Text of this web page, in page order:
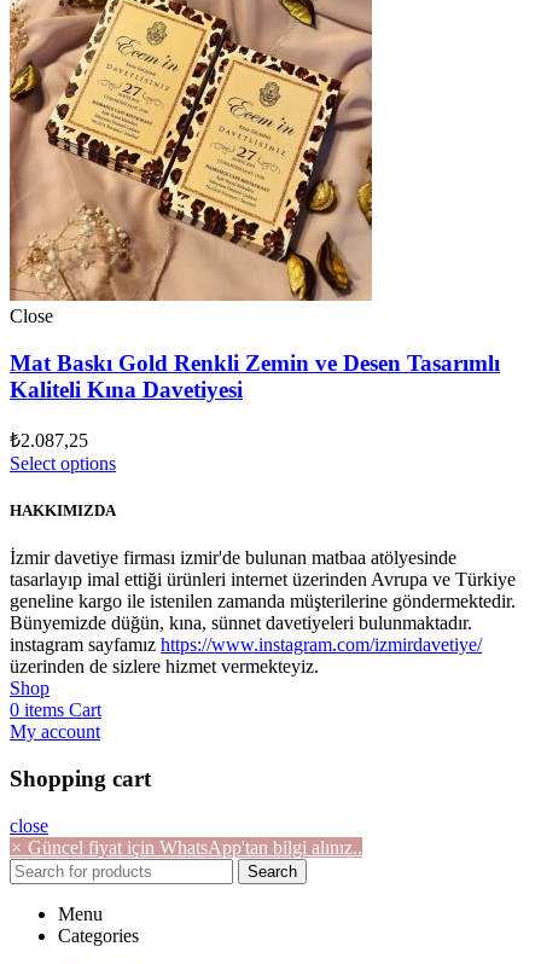
Close
Mat Baskı Gold Renkli Zemin ve Desen Tasarımlı
Kaliteli Kına Davetiyesi
₺2.087,25
Select options
HAKKIMIZDA
İzmir davetiye firması izmir'de bulunan matbaa atölyesinde
tasarlayıp imal ettiği ürünleri internet üzerinden Avrupa ve Türkiye
geneline kargo ile istenilen zamanda müşterilerine göndermektedir.
Bünyemizde düğün, kına, sünnet davetiyeleri bulunmaktadır.
instagram sayfamız https://www.instagram.com/izmirdavetiye/
üzerinden de sizlere hizmet vermekteyiz.
Shop
0 items Cart
My account
Shopping cart
close
× Güncel fiyat için WhatsApp'tan bilgi alınız..
Search
Menu
Categories